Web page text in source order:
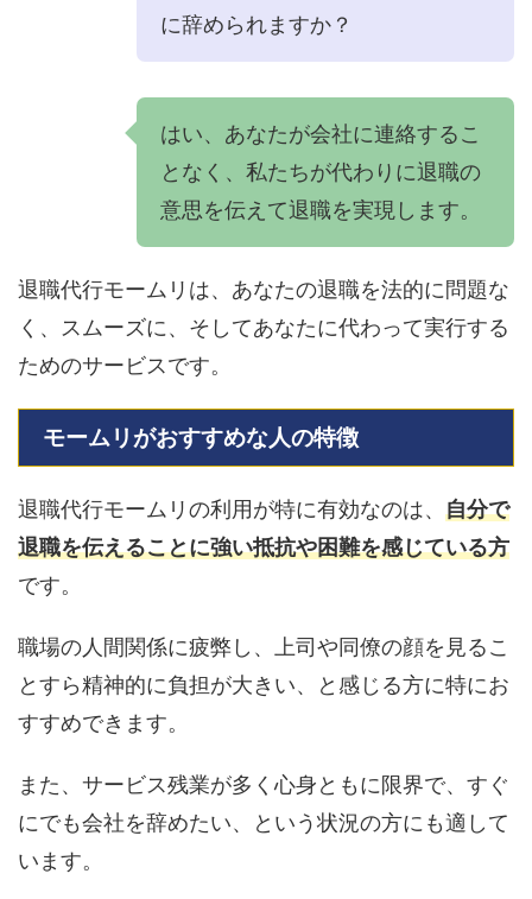
に辞められますか？
はい、あなたが会社に連絡するこ
となく、私たちが代わりに退職の
意思を伝えて退職を実現します。
退職代行モームリは、あなたの退職を法的に問題な
く、スムーズに、そしてあなたに代わって実行する
ためのサービスです。
モームリがおすすめな人の特徴
退職代行モームリの利用が特に有効なのは、 自分で
退職を伝えることに強い抵抗や困難を感じている方
です。
職場の人間関係に疲弊し、上司や同僚の顔を見るこ
とすら精神的に負担が大きい、と感じる方に特にお
すすめできます。
また、サービス残業が多く心身ともに限界で、すぐ
にでも会社を辞めたい、という状況の方にも適して
います。